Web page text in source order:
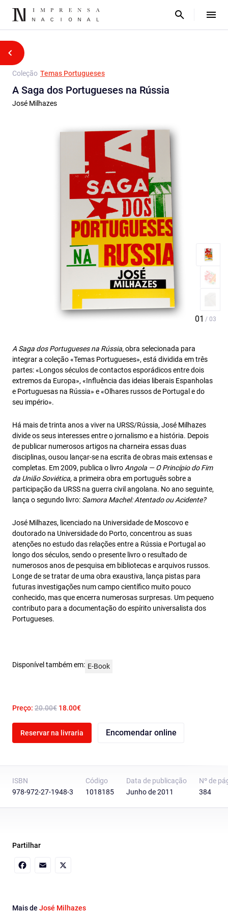
Coleção Temas Portugueses
A Saga dos Portugueses na Rússia
José Milhazes
A Saga dos Portugueses na Rússia,obra selecionada para
integrar a coleção «Temas Portugueses», está dividida em três
partes: «Longos séculos de contactos esporádicos entre dois
extremos da Europa», «Influência das ideias liberais Espanholas
e Portuguesas na Rússia» e «Olhares russos de Portugal e do
seu império».
Há mais de trinta anos a viver na URSS/Rússia, José Milhazes
divide os seus interesses entre o jornalismo e a história. Depois
de publicar numerosos artigos na charneira essas duas
disciplinas, ousou lançar-se na escrita de obras mais extensas e
completas. Em 2009, publica o livro Angola —O Princípio do Fim
da União Soviética,a primeira obra em português sobre a
participação da URSS na guerra civil angolana. No ano seguinte,
lança o segundo livro: Samora Machel: Atentado ou Acidente?
José Milhazes, licenciado na Universidade de Moscovo e
doutorado na Universidade do Porto, concentrou as suas
atenções no estudo das relações entre a Rússia e Portugal ao
longo dos séculos, sendo o presente livro o resultado de
numerosos anos de pesquisa em bibliotecas e arquivos russos.
Longe de se tratar de uma obra exaustiva, lança pistas para
futuras investigações num campo científico muito pouco
conhecido, mas que encerra numerosas surpresas. Um pequeno
contributo para a documentação do espírito universalista dos
Portugueses.
Disponível também em: E-Book
Preço: 20.00€ 18.00€
Reservar na livraria Encomendar online
ISBN
978-972-27-1948-3
Código
1018185
Data de publicação
Junho de 2011
Nº de
384
Partilhar
Mais de José Milhazes